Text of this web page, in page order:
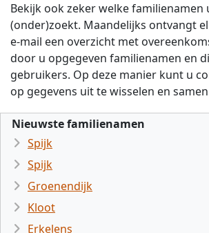
Bekijk ook zeker welke familienamen
(onder)zoekt. Maandelijks ontvangt
e-mail een overzicht met
door u opgegeven familienamen en
gebruikers. Op deze manier kunt u
op gegevens uit te wisselen en
Nieuwste familienamen
Spijk
Spijk
Groenendijk
Kloot
Erkelens